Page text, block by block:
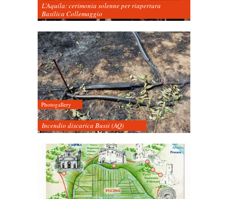
L’Aquila: cerimonia solenne per riapertura
Basilica Collemaggio
Photogallery
Incendio discarica Bussi (AQ)